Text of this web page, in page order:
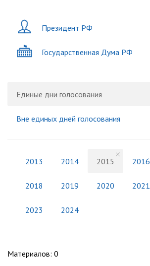
Президент РФ
Государственная Дума РФ
Единые дни голосования
Вне единых дней голосования
2013 2014 2015 2016
2018 2019 2020 2021
2023 2024
Материалов: 0